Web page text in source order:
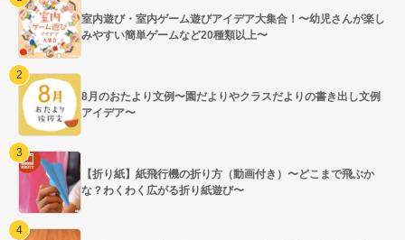
室内遊び・室内ゲーム遊びアイデア大集合！〜幼児さんが楽し
みやすい簡単ゲームなど20種類以上〜
8月のおたより文例〜園だよりやクラスだよりの書き出し文例
アイデア〜
【折り紙】紙飛行機の折り方（動画付き）〜どこまで飛ぶか
な？わくわく広がる折り紙遊び〜